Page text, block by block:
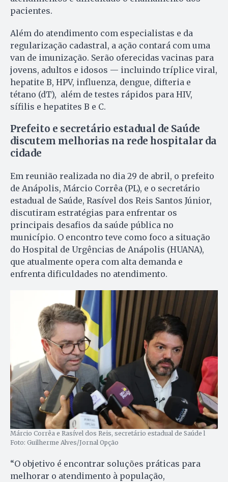
pacientes.
Além do atendimento com especialistas e da
regularização cadastral, a ação contará com uma
van de imunização. Serão oferecidas vacinas para
jovens, adultos e idosos — incluindo tríplice viral,
hepatite B, HPV, influenza, dengue, difteria e
tétano (dT), além de testes rápidos para HIV,
sífilis e hepatites B e C.
Prefeito e secretário estadual de Saúde
discutem melhorias na rede hospitalar da
cidade
Em reunião realizada no dia 29 de abril, o prefeito
de Anápolis, Márcio Corrêa (PL), e o secretário
estadual de Saúde, Rasível dos Reis Santos Júnior,
discutiram estratégias para enfrentar os
principais desafios da saúde pública no
município. O encontro teve como foco a situação
do Hospital de Urgências de Anápolis (HUANA),
que atualmente opera com alta demanda e
enfrenta dificuldades no atendimento.
Márcio Corrêa e Rasível dos Reis, secretário estadual de Saúde l
Foto: Guilherme Alves/Jornal Opção
“O objetivo é encontrar soluções práticas para
melhorar o atendimento à população,